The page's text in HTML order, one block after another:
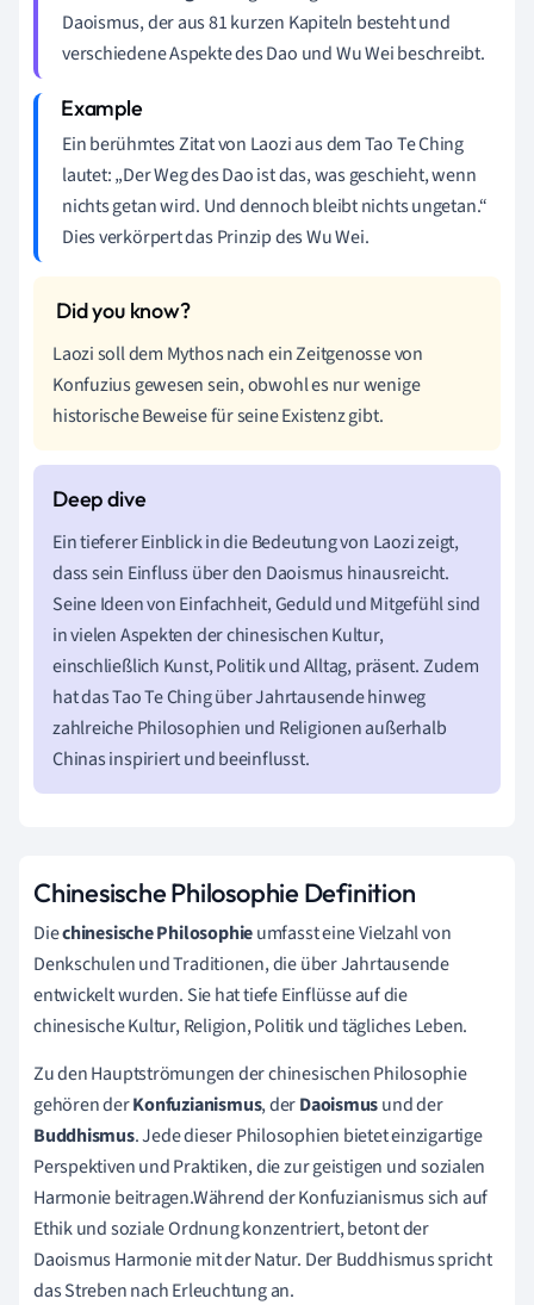
Daoismus, der aus 81 kurzen Kapiteln besteht und
verschiedene Aspekte des Dao und Wu Wei beschreibt.
Ein berühmtes Zitat von Laozi aus dem Tao Te Ching
lautet: „Der Weg des Dao ist das, was geschieht, wenn
nichts getan wird. Und dennoch bleibt nichts ungetan.“
Dies verkörpert das Prinzip des Wu Wei.
Laozi soll dem Mythos nach ein Zeitgenosse von
Konfuzius gewesen sein, obwohl es nur wenige
historische Beweise für seine Existenz gibt.
Ein tieferer Einblick in die Bedeutung von Laozi zeigt,
dass sein Einfluss über den Daoismus hinausreicht.
Seine Ideen von Einfachheit, Geduld und Mitgefühl sind
in vielen Aspekten der chinesischen Kultur,
einschließlich Kunst, Politik und Alltag, präsent. Zudem
hat das Tao Te Ching über Jahrtausende hinweg
zahlreiche Philosophien und Religionen außerhalb
Chinas inspiriert und beeinflusst.
Chinesische Philosophie Definition
Diechinesische Philosophieumfasst eine Vielzahl von
Denkschulen und Traditionen, die über Jahrtausende
entwickelt wurden. Sie hat tiefe Einflüsse auf die
chinesische Kultur, Religion, Politik und tägliches Leben.
Zu den Hauptströmungen der chinesischen Philosophie
gehören derKonfuzianismus, derDaoismusund der
Buddhismus. Jede dieser Philosophien bietet einzigartige
Perspektiven und Praktiken, die zur geistigen und sozialen
Harmonie beitragen.Während der Konfuzianismus sich auf
Ethik und soziale Ordnung konzentriert, betont der
Daoismus Harmonie mit der Natur. Der Buddhismus spricht
das Streben nach Erleuchtung an.